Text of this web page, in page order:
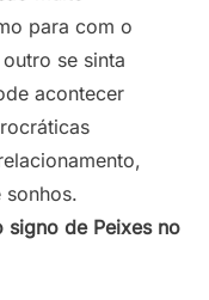
para com o
se sinta
acontecer
de Peixes no